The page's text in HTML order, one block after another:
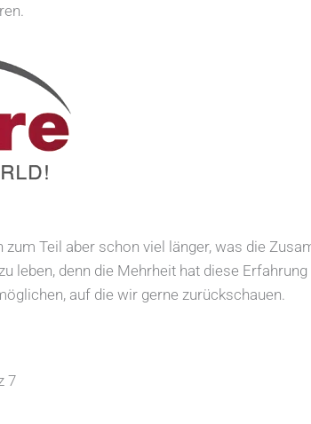
Teil aber schon viel länger, was die
leben, denn die Mehrheit hat diese
auf die wir gerne zurückschauen.
7